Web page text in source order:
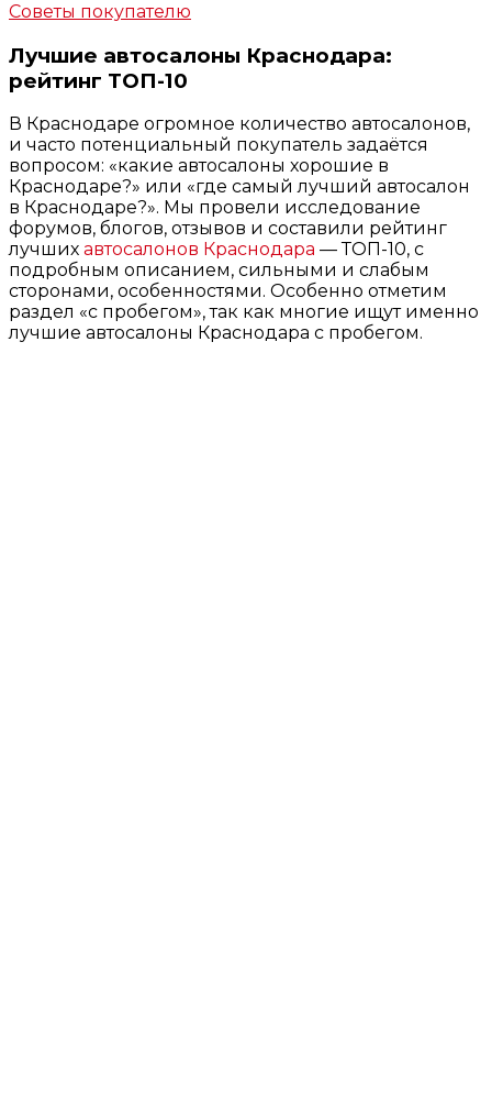
Советы покупателю
Лучшие автосалоны Краснодара:
рейтинг ТОП-10
В Краснодаре огромное количество автосалонов,
и часто потенциальный покупатель задаётся
вопросом: «какие автосалоны хорошие в
Краснодаре?» или «где самый лучший автосалон
в Краснодаре?». Мы провели исследование
форумов, блогов, отзывов и составили рейтинг
лучших автосалонов Краснодара — ТОП-10, с
подробным описанием, сильными и слабым
сторонами, особенностями. Особенно отметим
раздел «с пробегом», так как многие ищут именно
лучшие автосалоны Краснодара с пробегом.